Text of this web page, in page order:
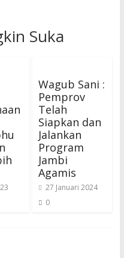
Suka
Wagub Sani :
Pemprov
Telah
Siapkan dan
Jalankan
Program
Jambi
Agamis
27 Januari 2024
0